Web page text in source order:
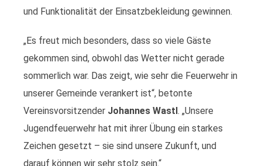
und Funktionalität der Einsatzbekleidung gewinnen.
„Es freut mich besonders, dass so viele Gäste
gekommen sind, obwohl das Wetter nicht gerade
sommerlich war. Das zeigt, wie sehr die Feuerwehr in
unserer Gemeinde verankert ist“, betonte
Vereinsvorsitzender Johannes Wastl. „Unsere
Jugendfeuerwehr hat mit ihrer Übung ein starkes
Zeichen gesetzt – sie sind unsere Zukunft, und
darauf können wir sehr stolz sein.“